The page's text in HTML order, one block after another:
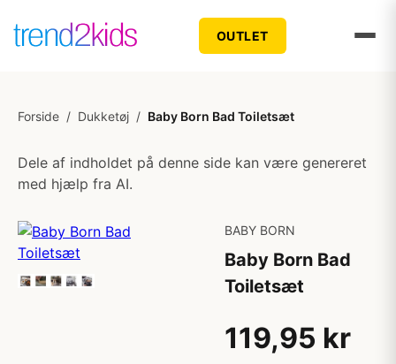
OUTLET
Forside / Dukketøj / Baby Born Bad Toiletsæt
Dele af indholdet på denne side kan være genereret
med hjælp fra AI.
BABY BORN
Baby Born Bad
Toiletsæt
119,95 kr